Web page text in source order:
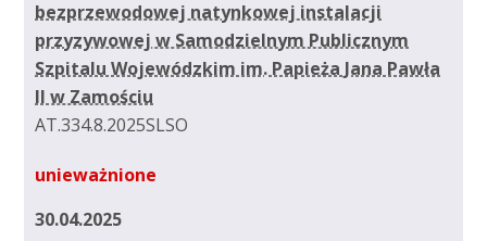
bezprzewodowej natynkowej instalacji
przyzywowej w Samodzielnym Publicznym
Szpitalu Wojewódzkim im. Papieża Jana Pawła
II w Zamościu
AT.334.8.2025SLSO
unieważnione
30.04.2025